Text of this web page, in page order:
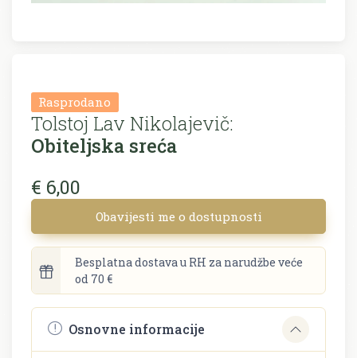
Rasprodano
Tolstoj Lav Nikolajevič:
Obiteljska sreća
€ 6,00
Obavijesti me o dostupnosti
Besplatna dostava u RH za narudžbe veće
od 70 €
Osnovne informacije